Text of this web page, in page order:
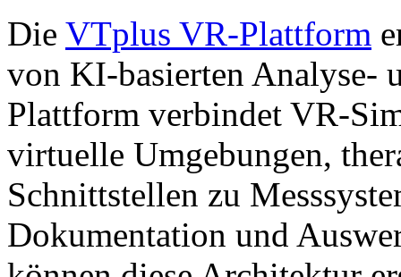
Die VTplus VR-Plattform
von KI-basierten Analyse-
Plattform verbindet VR-
virtuelle Umgebungen,
Schnittstellen zu
Dokumentation und